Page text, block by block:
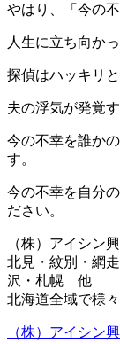
やはり、「今の
人生に立ち向か
探偵はハッキリと
夫の浮気が発覚す
今の不幸を誰か
す。
今の不幸を自分
ださい。
（株）アイシン
北見・紋別・網
沢・札幌 他
北海道全域で様
（株）アイシ